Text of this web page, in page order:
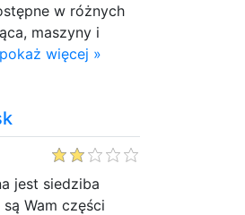
w różnych
maszyny i
pokaż więcej »
jest siedziba
Wam części